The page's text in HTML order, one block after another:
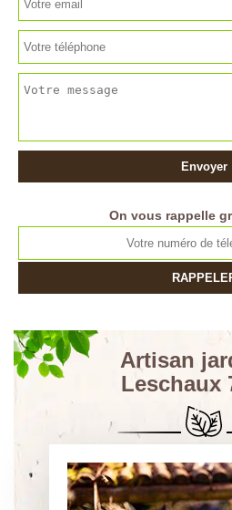
On vous rappelle
Artisan
Leschaux